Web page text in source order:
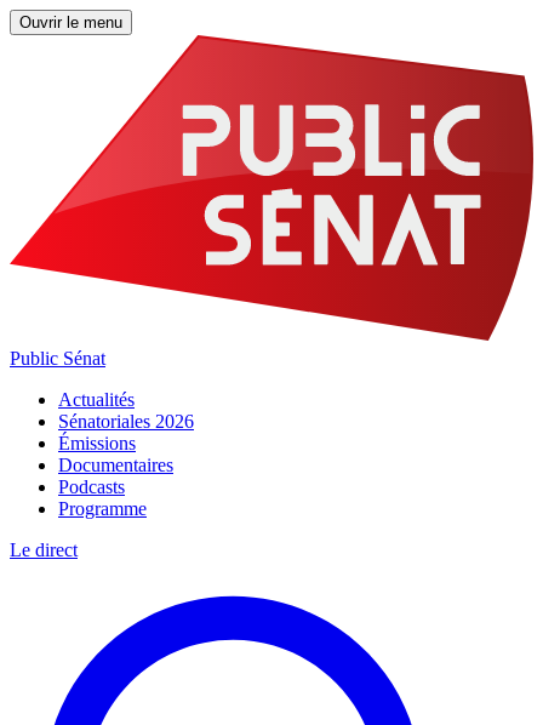
Ouvrir le menu
Public Sénat
Actualités
Sénatoriales 2026
Émissions
Documentaires
Podcasts
Programme
Le direct